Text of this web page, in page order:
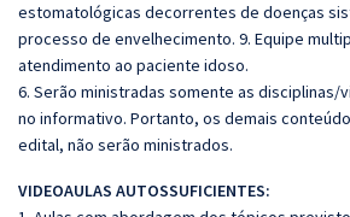
estomatológicas decorrentes de doenças
processo de envelhecimento. 9. Equipe
atendimento ao paciente idoso.
6. Serão ministradas somente as disciplinas/
no informativo. Portanto, os demais
edital, não serão ministrados.
VIDEOAULAS AUTOSSUFICIENTES: